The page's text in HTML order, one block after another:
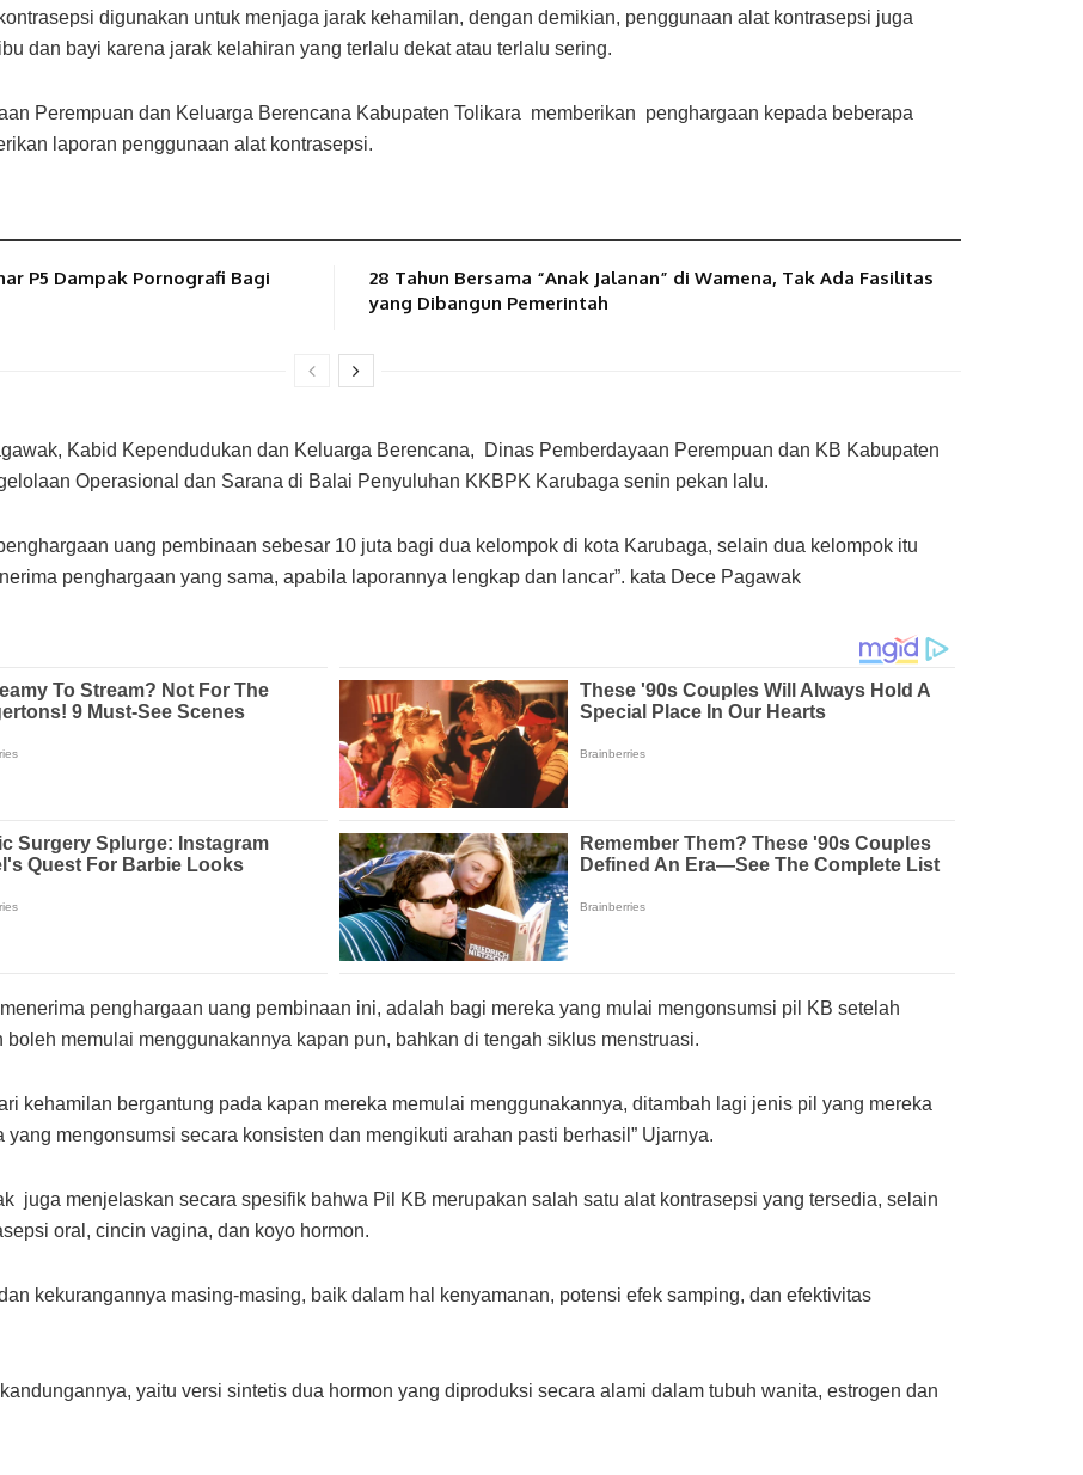
digunakan untuk menjaga jarak kehamilan, dengan demikian, penggunaan alat kontrasepsi juga
dan bayi karena jarak kelahiran yang terlalu dekat atau terlalu sering.
Perempuan dan Keluarga Berencana Kabupaten Tolikara memberikan penghargaan kepada beberapa
laporan penggunaan alat kontrasepsi.
P5 Dampak Pornografi Bagi
28 Tahun Bersama “Anak Jalanan” di Wamena, Tak Ada Fasilitas
yang Dibangun Pemerintah
Kabid Kependudukan dan Keluarga Berencana, Dinas Pemberdayaan Perempuan dan KB Kabupaten
Operasional dan Sarana di Balai Penyuluhan KKBPK Karubaga senin pekan lalu.
uang pembinaan sebesar 10 juta bagi dua kelompok di kota Karubaga, selain dua kelompok itu
penghargaan yang sama, apabila laporannya lengkap dan lancar”. kata Dece Pagawak
penghargaan uang pembinaan ini, adalah bagi mereka yang mulai mengonsumsi pil KB setelah
memulai menggunakannya kapan pun, bahkan di tengah siklus menstruasi.
kehamilan bergantung pada kapan mereka memulai menggunakannya, ditambah lagi jenis pil yang mereka
mengonsumsi secara konsisten dan mengikuti arahan pasti berhasil” Ujarnya.
juga menjelaskan secara spesifik bahwa Pil KB merupakan salah satu alat kontrasepsi yang tersedia, selain
oral, cincin vagina, dan koyo hormon.
kekurangannya masing-masing, baik dalam hal kenyamanan, potensi efek samping, dan efektivitas
yaitu versi sintetis dua hormon yang diproduksi secara alami dalam tubuh wanita, estrogen dan